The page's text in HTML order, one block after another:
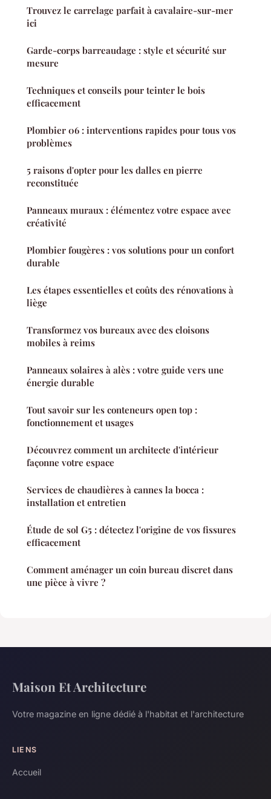
Trouvez le carrelage parfait à cavalaire-sur-mer
ici
Garde-corps barreaudage : style et sécurité sur
mesure
Techniques et conseils pour teinter le bois
efficacement
Plombier 06 : interventions rapides pour tous vos
problèmes
5 raisons d'opter pour les dalles en pierre
reconstituée
Panneaux muraux : élémentez votre espace avec
créativité
Plombier fougères : vos solutions pour un confort
durable
Les étapes essentielles et coûts des rénovations à
liège
Transformez vos bureaux avec des cloisons
mobiles à reims
Panneaux solaires à alès : votre guide vers une
énergie durable
Tout savoir sur les conteneurs open top :
fonctionnement et usages
Découvrez comment un architecte d'intérieur
façonne votre espace
Services de chaudières à cannes la bocca :
installation et entretien
Étude de sol G5 : détectez l'origine de vos fissures
efficacement
Comment aménager un coin bureau discret dans
une pièce à vivre ?
Maison Et Architecture
Votre magazine en ligne dédié à l'habitat et l'architecture
LIENS
Accueil